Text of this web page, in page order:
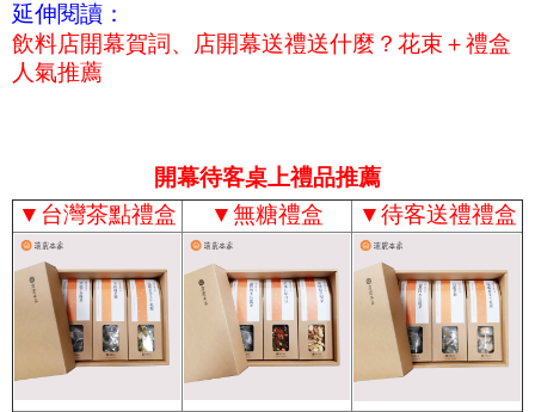
延伸閱讀：
飲料店開幕賀詞、店開幕送禮送什麼？花束＋禮盒
人氣推薦
開幕待客桌上禮品推薦
▼ 台灣茶點禮盒 ▼無糖禮盒 ▼待客送禮禮盒